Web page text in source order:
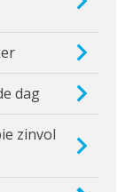
dag
zinvol